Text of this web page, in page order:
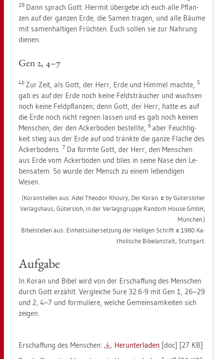
29 Dann sprach Gott: Hier­mit über­ge­be ich euch alle Pflan­
zen auf der gan­zen Erde, die Samen tra­gen, und alle Bäume
mit sa­men­hal­ti­gen Früch­ten. Euch sol­len sie zur Nah­rung
die­nen.
Gen 2, 4–7
4b Zur Zeit, als Gott, der Herr, Erde und Him­mel mach­te, 5
gab es auf der Erde noch keine Feld­sträu­cher und wuch­sen
noch keine Feld­pflan­zen; denn Gott, der Herr, hatte es auf
die Erde noch nicht reg­nen las­sen und es gab noch kei­nen
Men­schen, der den Acker­bo­den be­stell­te; 6 aber Feuch­tig­
keit stieg aus der Erde auf und tränk­te die ganze Flä­che des
Acker­bo­dens. 7 Da form­te Gott, der Herr, den Men­schen
aus Erde vom Acker­bo­den und blies in seine Nase den Le­
bens­a­tem. So wurde der Mensch zu einem le­ben­di­gen
Wesen.
(Ko­ran­stel­len aus: Adel Theo­dor Khou­ry, Der Koran. © by Gü­ters­lo­her
Ver­lags­haus, Gü­ters­loh, in der Ver­lags­grup­pe Ran­dom House GmbH,
Mün­chen.)
Bi­bel­stel­len aus: Ein­heits­über­set­zung der Hei­li­gen Schrift © 1980 Ka­
tho­li­sche Bi­bel­an­stalt, Stutt­gart.
Auf­ga­be
In Koran und Bibel wird von der Er­schaf­fung des Men­schen
durch Gott er­zählt. Ver­glei­che Sure 32:6-9 mit Gen 1, 26–29
und 2, 4–7 und for­mu­lie­re, wel­che Ge­mein­sam­kei­ten sich
zei­gen.
Er­schaf­fung des Men­schen: Her­un­ter­la­den [doc] [27 KB]